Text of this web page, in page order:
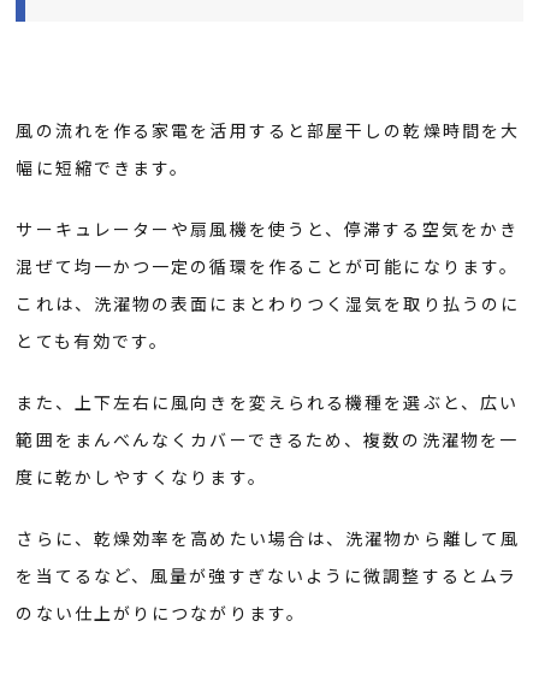
風の流れを作る家電を活用すると部屋干しの乾燥時間を大
幅に短縮できます。
サーキュレーターや扇風機を使うと、停滞する空気をかき
混ぜて均一かつ一定の循環を作ることが可能になります。
これは、洗濯物の表面にまとわりつく湿気を取り払うのに
とても有効です。
また、上下左右に風向きを変えられる機種を選ぶと、広い
範囲をまんべんなくカバーできるため、複数の洗濯物を一
度に乾かしやすくなります。
さらに、乾燥効率を高めたい場合は、洗濯物から離して風
を当てるなど、風量が強すぎないように微調整するとムラ
のない仕上がりにつながります。